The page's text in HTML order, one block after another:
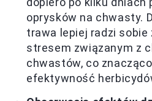
oprysków na chwasty.
trawa lepiej radzi sobie
stresem związanym z
chwastów, co
efektywność